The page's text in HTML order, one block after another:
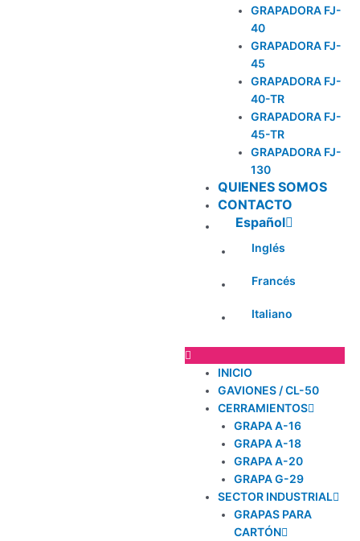
GRAPADORA FJ-
40
GRAPADORA FJ-
45
GRAPADORA FJ-
40-TR
GRAPADORA FJ-
45-TR
GRAPADORA FJ-
130
QUIENES SOMOS
CONTACTO
Español
Inglés
Francés
Italiano
INICIO
GAVIONES / CL-50
CERRAMIENTOS
GRAPA A-16
GRAPA A-18
GRAPA A-20
GRAPA G-29
SECTOR INDUSTRIAL
GRAPAS PARA
CARTÓN